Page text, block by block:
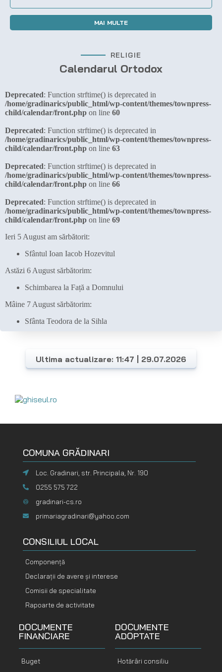
MAI MULTE
RELIGIE
Calendarul Ortodox
Ultima actualizare: 11:47 | 29.07.2026
COMUNA GRĂDINARI
Loc. Gradinari, str. Principala, Nr. 190
0255 575 722
gradinari-cs.ro
primariagradinari@yahoo.com
CONSILIUL LOCAL
Componență
Declarații de avere și interese
Comisii de specialitate
Rapoarte de activitate
DOCUMENTE
FINANCIARE
Buget
DOCUMENTE
ADOPTATE
Hotărâri consiliu